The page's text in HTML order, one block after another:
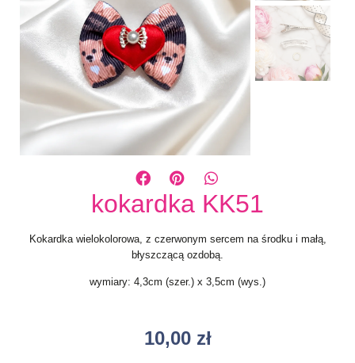
kokardka KK51
Kokardka wielokolorowa, z czerwonym sercem na środku i małą,
błyszczącą ozdobą.
wymiary: 4,3cm (szer.) x 3,5cm (wys.)
10,00 zł